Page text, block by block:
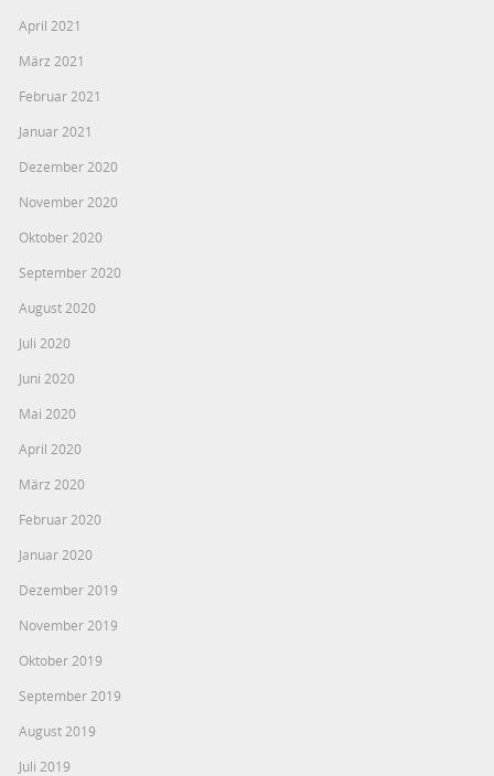
April 2021
März 2021
Februar 2021
Januar 2021
Dezember 2020
November 2020
Oktober 2020
September 2020
August 2020
Juli 2020
Juni 2020
Mai 2020
April 2020
März 2020
Februar 2020
Januar 2020
Dezember 2019
November 2019
Oktober 2019
September 2019
August 2019
Juli 2019